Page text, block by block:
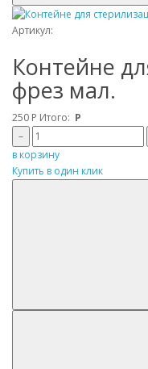
Артикул:
Контейне
фрез мал.
250 Р Итого: Р
–
в корзину
Купить в один клик